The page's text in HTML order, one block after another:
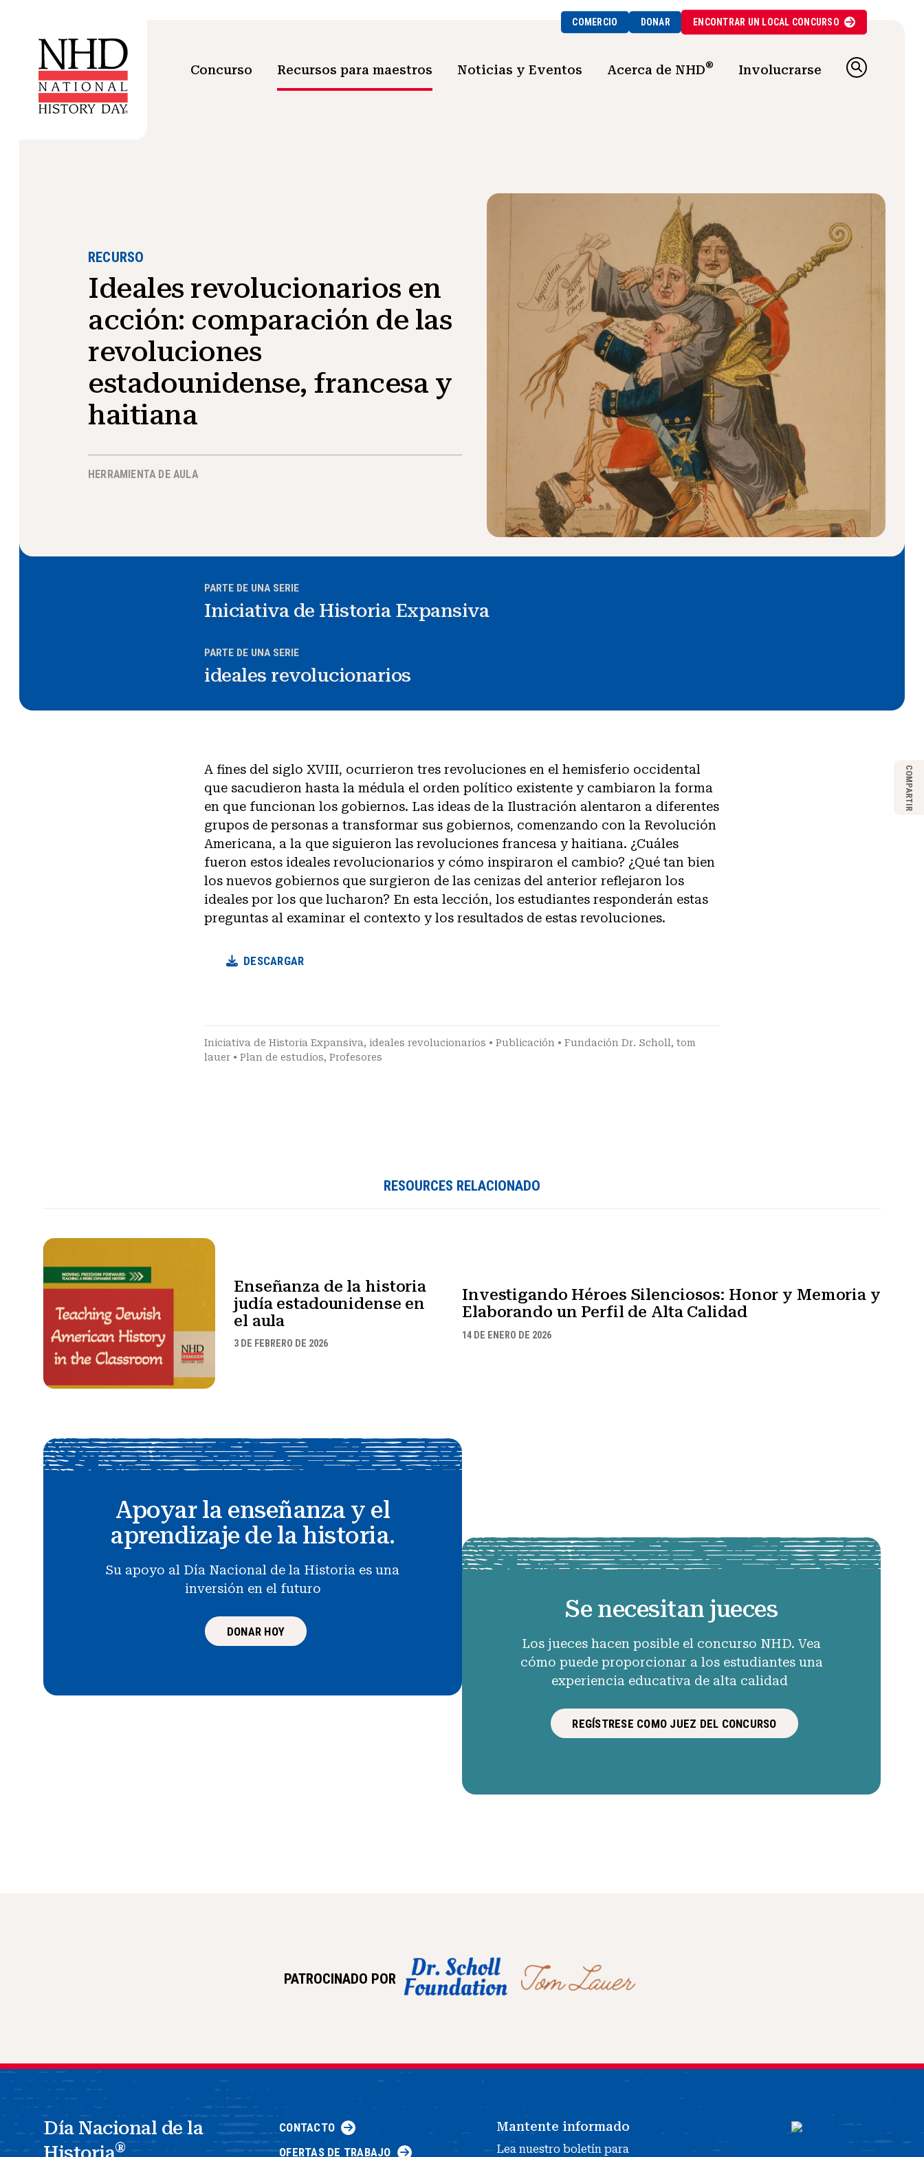
COMERCIO DONAR ENCONTRAR UN LOCAL CONCURSO
Concurso Recursos para maestros Noticias y Eventos Acerca de NHD® Involucrarse
RECURSO
Ideales revolucionarios en
acción: comparación de las
revoluciones
estadounidense, francesa y
haitiana
HERRAMIENTA DE AULA
PARTE DE UNA SERIE
Iniciativa de Historia Expansiva
PARTE DE UNA SERIE
ideales revolucionarios
A fines del siglo XVIII, ocurrieron tres revoluciones en el hemisferio occidental
que sacudieron hasta la médula el orden político existente y cambiaron la forma
en que funcionan los gobiernos. Las ideas de la Ilustración alentaron a diferentes
grupos de personas a transformar sus gobiernos, comenzando con la Revolución
Americana, a la que siguieron las revoluciones francesa y haitiana. ¿Cuáles
fueron estos ideales revolucionarios y cómo inspiraron el cambio? ¿Qué tan bien
los nuevos gobiernos que surgieron de las cenizas del anterior reflejaron los
ideales por los que lucharon? En esta lección, los estudiantes responderán estas
preguntas al examinar el contexto y los resultados de estas revoluciones.
DESCARGAR
Iniciativa de Historia Expansiva, ideales revolucionarios • Publicación • Fundación Dr. Scholl , tom
lauer • Plan de estudios, Profesores
COMPARTIR
RESOURCES RELACIONADO
Enseñanza de la historia
judía estadounidense en
el aula
3 DE FEBRERO DE 2026
Investigando Héroes Silenciosos: Honor y Memoria y
Elaborando un Perfil de Alta Calidad
14 DE ENERO DE 2026
Apoyar la enseñanza y el
aprendizaje de la historia.
Su apoyo al Día Nacional de la Historia es una
inversión en el futuro
DONAR HOY
Se necesitan jueces
Los jueces hacen posible el concurso NHD. Vea
cómo puede proporcionar a los estudiantes una
experiencia educativa de alta calidad
REGÍSTRESE COMO JUEZ DEL CONCURSO
PATROCINADO POR
Día Nacional de la
®
CONTACTO
OFERTAS DE TRABAJO
Mantente informado
Lea nuestro boletín para